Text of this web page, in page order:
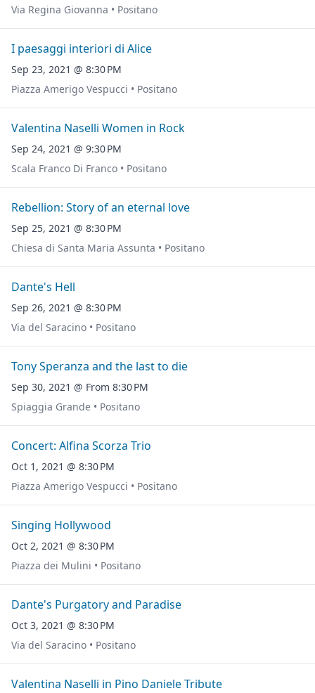
Via Regina Giovanna • Positano
I paesaggi interiori di Alice
Sep 23, 2021 @ 8:30 PM
Piazza Amerigo Vespucci • Positano
Valentina Naselli Women in Rock
Sep 24, 2021 @ 9:30 PM
Scala Franco Di Franco • Positano
Rebellion: Story of an eternal love
Sep 25, 2021 @ 8:30 PM
Chiesa di Santa Maria Assunta • Positano
Dante's Hell
Sep 26, 2021 @ 8:30 PM
Via del Saracino • Positano
Tony Speranza and the last to die
Sep 30, 2021 @ From 8:30 PM
Spiaggia Grande • Positano
Concert: Alfina Scorza Trio
Oct 1, 2021 @ 8:30 PM
Piazza Amerigo Vespucci • Positano
Singing Hollywood
Oct 2, 2021 @ 8:30 PM
Piazza dei Mulini • Positano
Dante's Purgatory and Paradise
Oct 3, 2021 @ 8:30 PM
Via del Saracino • Positano
Valentina Naselli in Pino Daniele Tribute